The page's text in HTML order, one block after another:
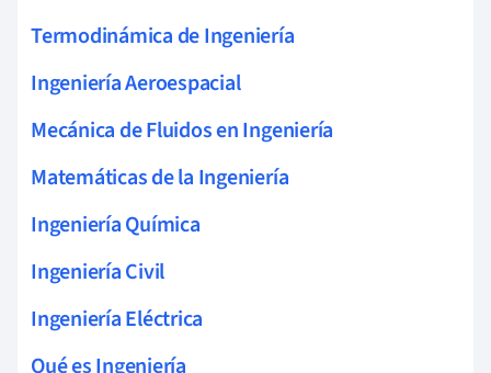
Termodinámica de Ingeniería
Ingeniería Aeroespacial
Mecánica de Fluidos en Ingeniería
Matemáticas de la Ingeniería
Ingeniería Química
Ingeniería Civil
Ingeniería Eléctrica
Qué es Ingeniería